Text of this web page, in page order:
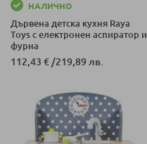
НАЛИЧНО
Дървена детска кухня Raya
Toys с електронен аспиратор и
фурна
112,43 € /219,89 лв.